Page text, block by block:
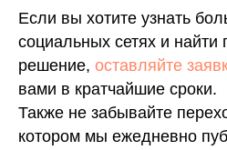
Если вы хотите узнать
социальных сетях и
решение, оставляйте
вами в кратчайшие сроки.
Также не забывайте
котором мы ежедневно